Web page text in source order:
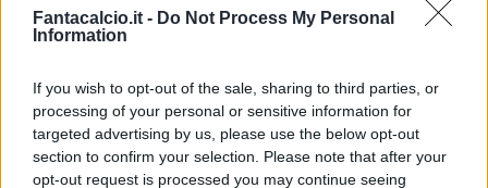
Fantacalcio.it - Do Not Process My Personal
Information
If you wish to opt-out of the sale, sharing to third parties, or
processing of your personal or sensitive information for
targeted advertising by us, please use the below opt-out
section to confirm your selection. Please note that after your
opt-out request is processed you may continue seeing
Classic Mantra